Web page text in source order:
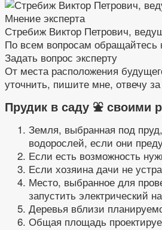
Мнение эксперта
Стребиж Виктор Петрович,
По всем вопросам обращайтесь
Задать вопрос эксперту
От места расположения
уточнить, пишите мне, отвечу
Прудик в саду ⛲ своими
Земля, выбранная под
водорослей, если они
Если есть возможность
Если хозяина дачи не
Место, выбранное для
запустить электрический
Деревья вблизи
Общая площадь